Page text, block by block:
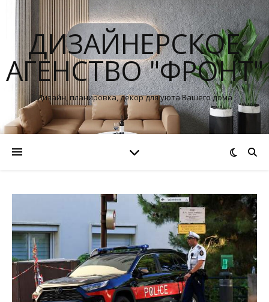
ДИЗАЙНЕРСКОЕ
АГЕНСТВО "ФРОНТ"
Дизайн, планировка, декор для уюта Вашего дома